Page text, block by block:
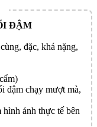
ĐẬM
đặc, khá nặng,
đậm chạy mượt mà,
ảnh thực tế bên